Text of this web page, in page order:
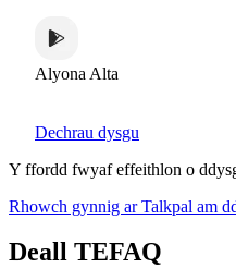
Alyona Alta
Dechrau dysgu
Y ffordd fwyaf effeithlon o
Rhowch gynnig ar Talkpal am
Deall TEFAQ